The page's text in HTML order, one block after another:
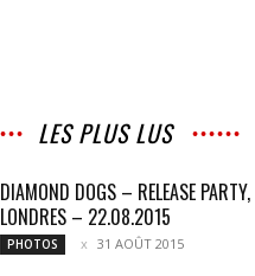
LES PLUS LUS
DIAMOND DOGS – RELEASE
LONDRES – 22.08.2015
PHOTOS 31 AOÛT 2015